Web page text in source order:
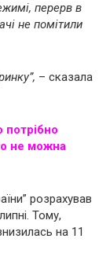
перерв в
не помітили
– сказала
не можна
розрахував
Тому,
на 11